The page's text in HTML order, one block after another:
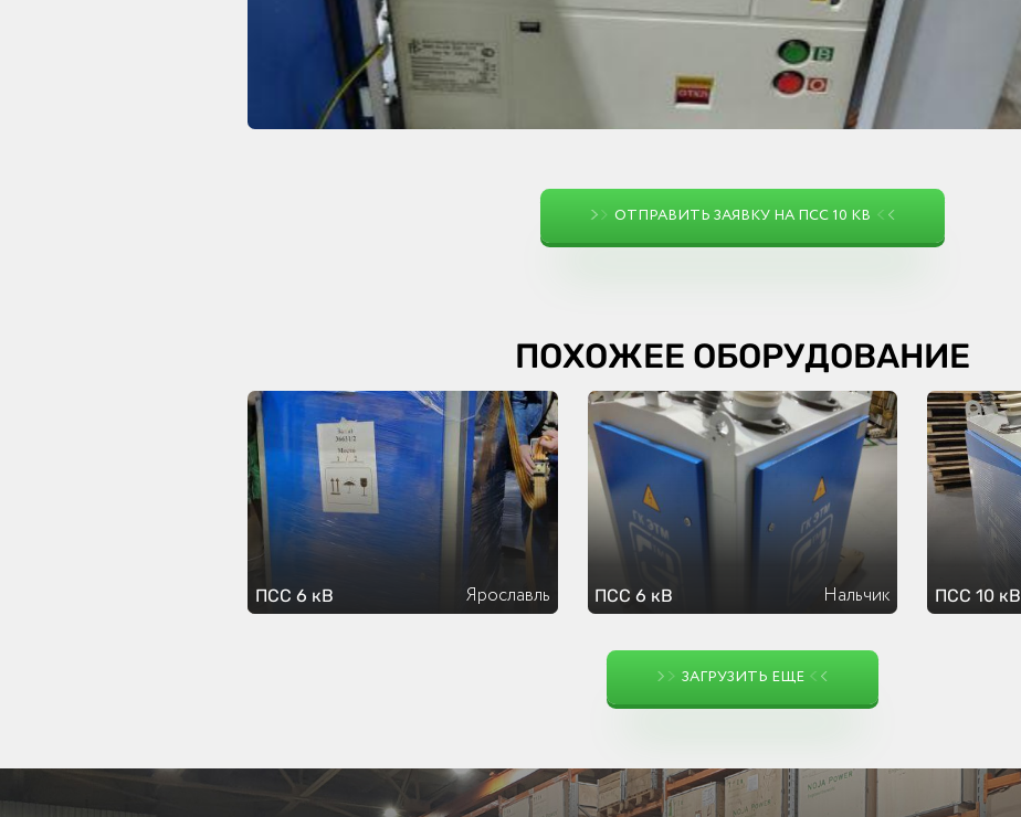
ОТПРАВИТЬ ЗАЯВКУ НА ПСС 10 КВ
ПОХОЖЕЕ ОБОРУДОВАНИЕ
ПСС 6 кВ Ярославль ПСС 6 кВ Нальчик ПСС 10 кВ
ЗАГРУЗИТЬ ЕЩЕ